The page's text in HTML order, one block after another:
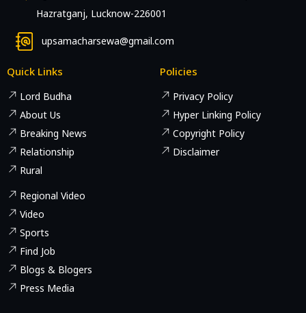
Hazratganj, Lucknow-226001
upsamacharsewa@gmail.com
Quick Links
Lord Budha
About Us
Breaking News
Relationship
Rural
Regional Video
Video
Sports
Find Job
Blogs & Blogers
Press Media
Policies
Privacy Policy
Hyper Linking Policy
Copyright Policy
Disclaimer